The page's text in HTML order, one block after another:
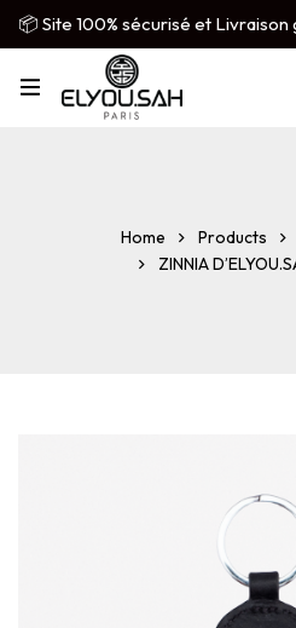
📦 Site 100% sécurisé et
métropolitaine
French ▼
Home Products
ZINNIA